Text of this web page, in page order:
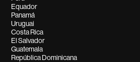
Equador
Panamá
Uruguai
Costa Rica
El Salvador
Guatemala
República Dominicana